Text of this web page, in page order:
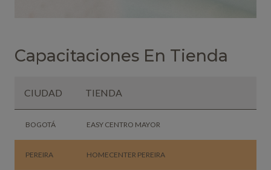
Capacitaciones En Tienda
CIUDAD TIENDA
BOGOTÁ EASY CENTRO MAYOR
PEREIRA HOMECENTER PEREIRA